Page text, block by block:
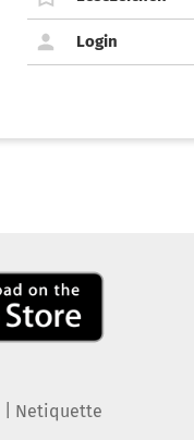
Login
Netiquette